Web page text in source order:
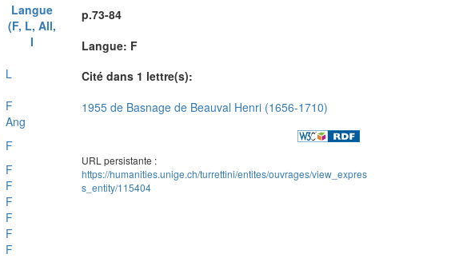
Langue
(F, L, All,
I
L
F
Ang
F
F
F
F
F
F
F
p.73-84
Langue: F
Cité dans 1 lettre(s):
1955 de Basnage de Beauval Henri (1656-1710)
URL persistante :
https://humanities.unige.ch/turrettini/entites/ouvrages/view_expres
s_entity/115404